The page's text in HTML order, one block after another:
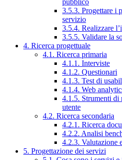
pubblico
3.5.3. Progettare i
servizio
3.5.4. Realizzare
3.5.5. Validare la
4. Ricerca progettuale
4.1. Ricerca primaria
4.1.1. Interviste
4.1.2. Questionari
4.1.3. Test di
4.1.4. Web
4.1.5. Strumenti di
utente
4.2. Ricerca secondaria
4.2.1. Ricerca
4.2.2. Analisi
4.2.3. Valutazione
5. Progettazione dei servizi